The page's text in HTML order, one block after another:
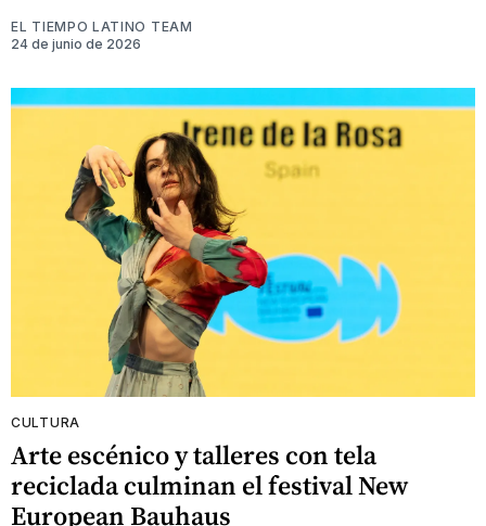
EL TIEMPO LATINO TEAM
24 de junio de 2026
CULTURA
Arte escénico y talleres con tela
reciclada culminan el festival New
European Bauhaus